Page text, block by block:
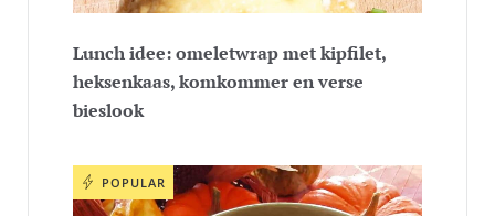
Lunch idee: omeletwrap met kipfilet,
heksenkaas, komkommer en verse
bieslook
POPULAR